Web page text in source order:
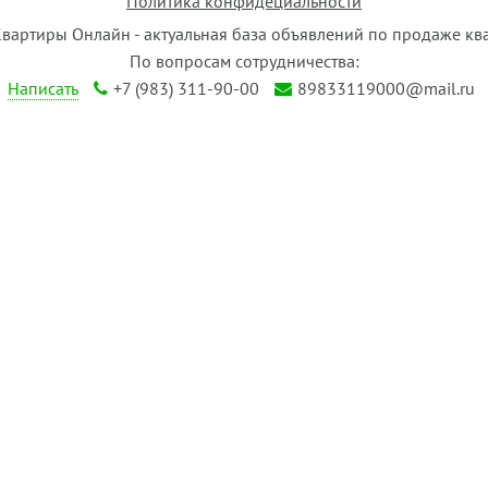
Онлайн - актуальная база объявлений по продаже
По вопросам сотрудничества:
Написать
+7 (983) 311-90-00 89833119000@mail.ru